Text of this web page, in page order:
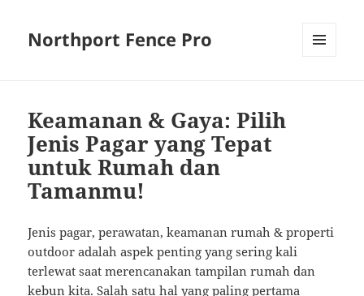
Northport Fence Pro
Keamanan & Gaya: Pilih
Jenis Pagar yang Tepat
untuk Rumah dan
Tamanmu!
Jenis pagar, perawatan, keamanan rumah & properti
outdoor adalah aspek penting yang sering kali
terlewat saat merencanakan tampilan rumah dan
kebun kita. Salah satu hal yang paling pertama